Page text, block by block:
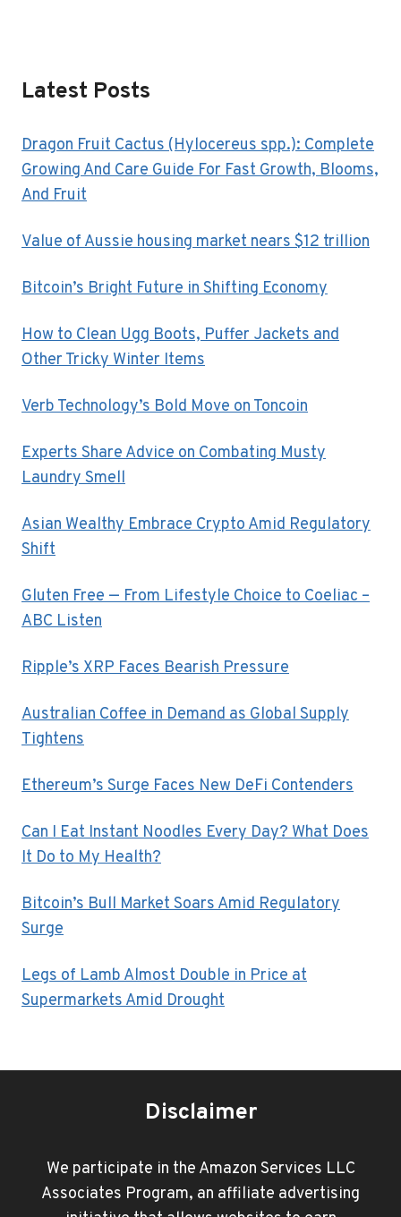
Latest Posts
Dragon Fruit Cactus (Hylocereus spp.): Complete
Growing And Care Guide For Fast Growth, Blooms,
And Fruit
Value of Aussie housing market nears $12 trillion
Bitcoin’s Bright Future in Shifting Economy
How to Clean Ugg Boots, Puffer Jackets and
Other Tricky Winter Items
Verb Technology’s Bold Move on Toncoin
Experts Share Advice on Combating Musty
Laundry Smell
Asian Wealthy Embrace Crypto Amid Regulatory
Shift
Gluten Free — From Lifestyle Choice to Coeliac –
ABC Listen
Ripple’s XRP Faces Bearish Pressure
Australian Coffee in Demand as Global Supply
Tightens
Ethereum’s Surge Faces New DeFi Contenders
Can I Eat Instant Noodles Every Day? What Does
It Do to My Health?
Bitcoin’s Bull Market Soars Amid Regulatory
Surge
Legs of Lamb Almost Double in Price at
Supermarkets Amid Drought
Disclaimer
We participate in the Amazon Services LLC
Associates Program, an affiliate advertising